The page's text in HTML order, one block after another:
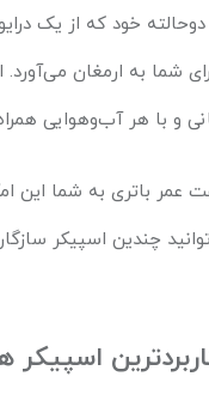
خود که از یک
شما به ارمغان
و با هر آب‌وهوایی
چندین اسپیکر